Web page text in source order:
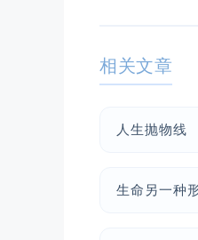
相关文章
人生抛物线
生命另一种